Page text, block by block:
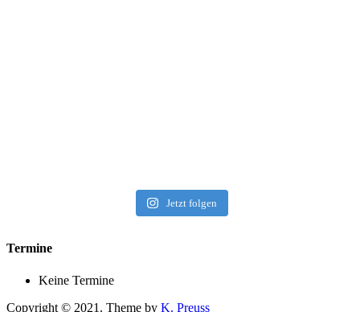
Jetzt folgen
Termine
Keine Termine
Copyright © 2021. Theme by K. Preuss